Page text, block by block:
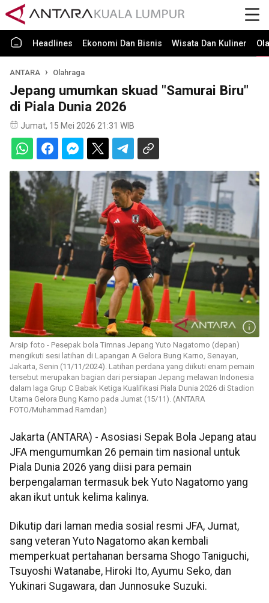
Headlines Ekonomi Dan Bisnis Wisata Dan Kuliner
ANTARA Olahraga
Jepang umumkan skuad "Samurai Biru"
di Piala Dunia 2026
Jumat, 15 Mei 2026 21:31 WIB
Arsip foto - Pesepak bola Timnas Jepang Yuto Nagatomo (depan)
mengikuti sesi latihan di Lapangan A Gelora Bung Karno, Senayan,
Jakarta, Senin (11/11/2024). Latihan perdana yang diikuti enam pemain
tersebut merupakan bagian dari persiapan Jepang melawan Indonesia
dalam laga Grup C Babak Ketiga Kualifikasi Piala Dunia 2026 di Stadion
Utama Gelora Bung Karno pada Jumat (15/11). (ANTARA
FOTO/Muhammad Ramdan)
Jakarta (ANTARA) - Asosiasi Sepak Bola Jepang atau
JFA mengumumkan 26 pemain tim nasional untuk
Piala Dunia 2026 yang diisi para pemain
berpengalaman termasuk bek Yuto Nagatomo yang
akan ikut untuk kelima kalinya.
Dikutip dari laman media sosial resmi JFA, Jumat,
sang veteran Yuto Nagatomo akan kembali
memperkuat pertahanan bersama Shogo Taniguchi,
Tsuyoshi Watanabe, Hiroki Ito, Ayumu Seko, dan
Yukinari Sugawara, dan Junnosuke Suzuki.